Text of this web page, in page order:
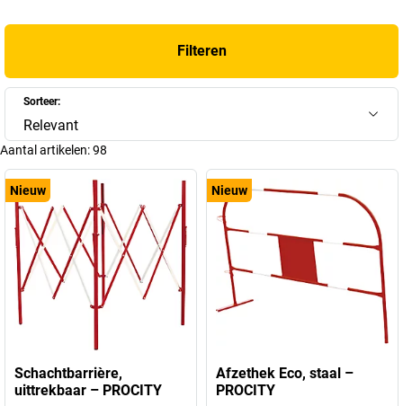
fabricage en productie.
Samen met PROCITY® kunt u nu ook
en esthetisch. Ontdek nu onze producten!
Filteren
Sorteer:
Relevant
Aantal artikelen:98
Nieuw
Schachtbarrière,
uittrekbaar – PROCITY
Nieuw
Afzethek Eco, staal –
PROCITY